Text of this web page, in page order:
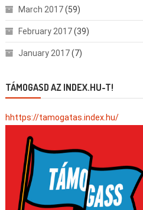
March 2017(59)
February 2017(39)
January 2017(7)
TÁMOGASD AZ INDEX.HU-T!
hhttps://tamogatas.index.hu/